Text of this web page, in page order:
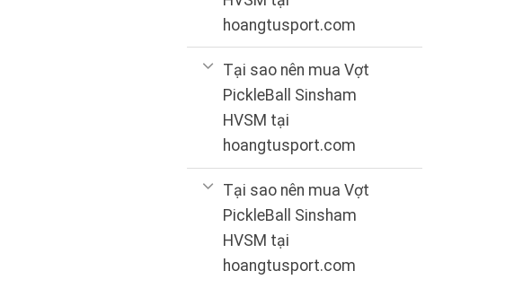
hoangtusport.com
Tại sao nên mua Vợt
PickleBall Sinsham
HVSM tại
hoangtusport.com
Tại sao nên mua Vợt
PickleBall Sinsham
HVSM tại
hoangtusport.com